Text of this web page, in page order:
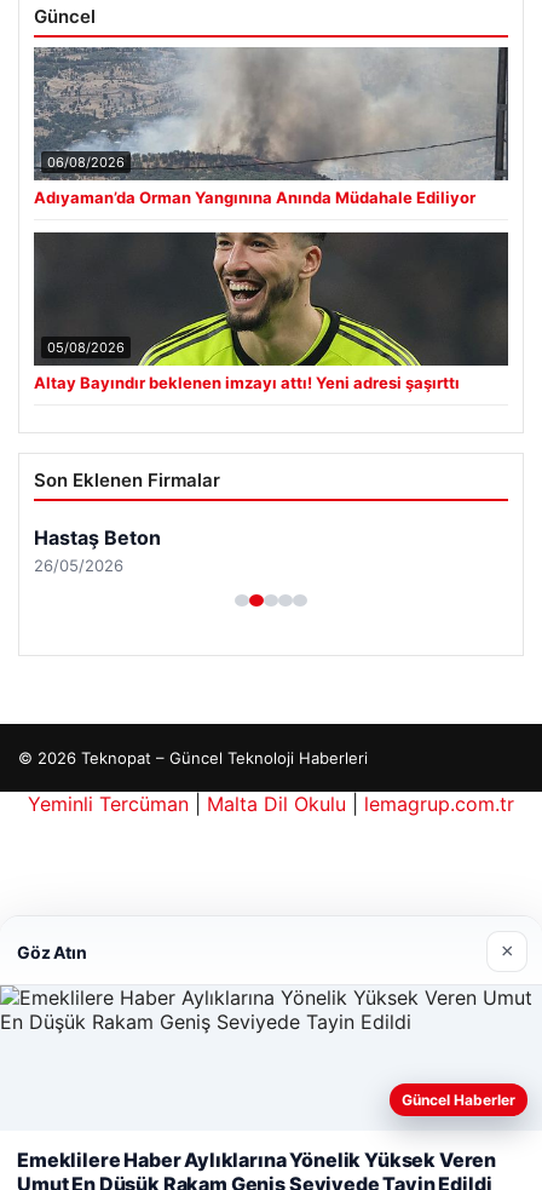
Güncel
06/08/2026
Adıyaman’da Orman Yangınına Anında Müdahale Ediliyor
05/08/2026
Altay Bayındır beklenen imzayı attı! Yeni adresi şaşırttı
Son Eklenen Firmalar
Hastaş Beton
26/05/2026
© 2026 Teknopat – Güncel Teknoloji Haberleri
Web sitemizi nasıl kullandığınızı daha iyi anlayabilmek,
kullanıyoruz.Çerez Politikamız
Göz Atın ×
Güncel Haberler
Emeklilere Haber Aylıklarına Yönelik Yüksek Veren
Umut En Düşük Rakam Geniş Seviyede Tayin Edildi
Yeminli Tercüman Malta Dil Okulu
lemagrup.com.tr